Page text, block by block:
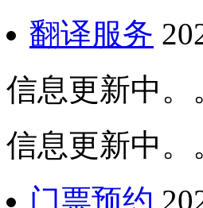
翻译服务
信息更新中。
信息更新中。
门票预约